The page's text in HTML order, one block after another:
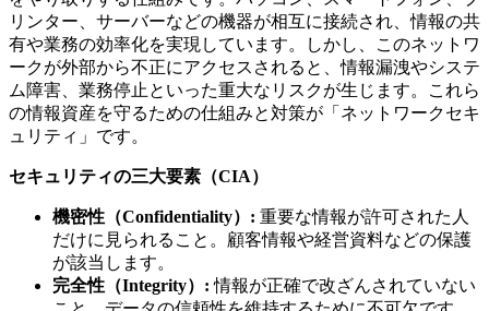
リンター、サーバーなどの機器が相互に接続され、情報の共
有や業務の効率化を実現しています。しかし、このネットワ
ークが外部から不正にアクセスされると、情報漏洩やシステ
ム障害、業務停止といった重大なリスクが生じます。これら
の情報資産を守るための仕組みと対策が「ネットワークセキ
ュリティ」です。
セキュリティの三大要素（CIA）
機密性（Confidentiality）: 重要な情報が許可された人
だけに見られること。顧客情報や経営資料などの保護
が該当します。
完全性（Integrity）: 情報が正確で改ざんされていない